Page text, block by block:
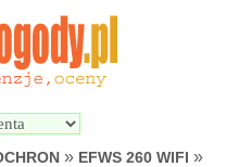
» EFWS 260 WIFI »